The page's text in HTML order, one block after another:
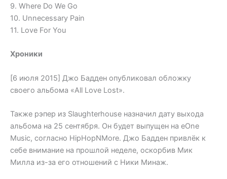
9. Where Do We Go
10. Unnecessary Pain
11. Love For You
Хроники
[6 июля 2015] Джо Бадден опубликовал обложку
своего альбома «All Love Lost».
Также рэпер из Slaughterhouse назначил дату выхода
альбома на 25 сентября. Он будет выпущен на eOne
Music, согласно HipHopNMore. Джо Бадден привлёк к
себе внимание на прошлой неделе, оскорбив Мик
Милла из-за его отношений с Ники Минаж.